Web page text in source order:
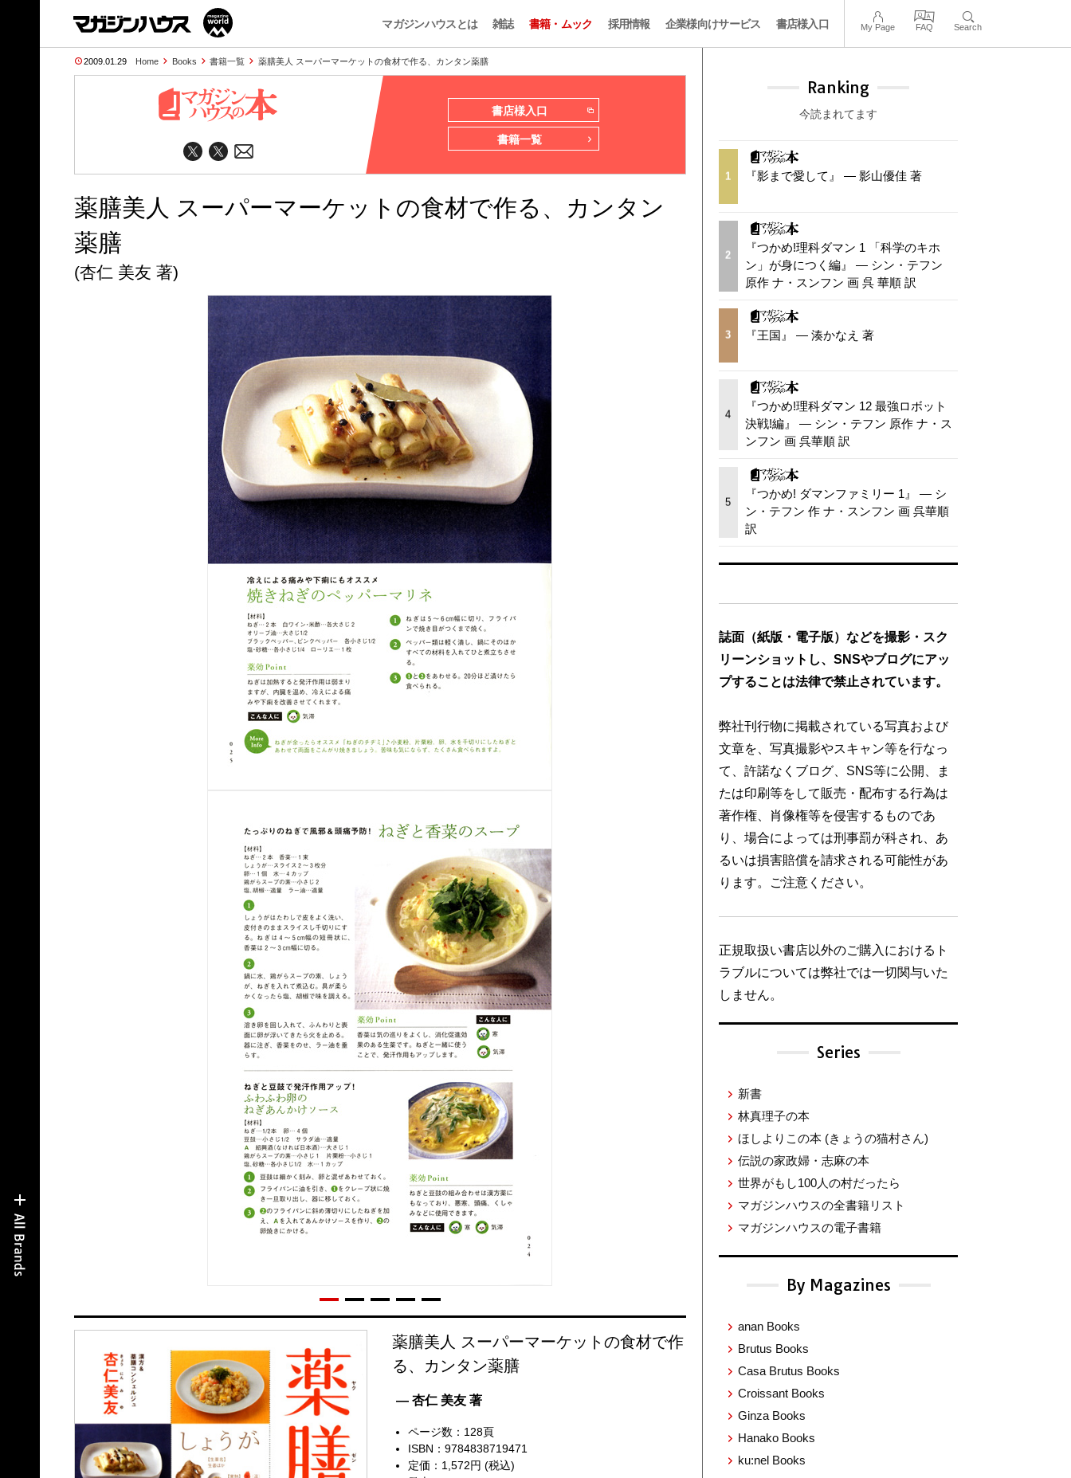
マガジンハウスとは 雑誌 書籍・ムック 採用情報 企業様向けサービス 書店様入口 My Page FAQ Search
2009.01.29 Home Books 書籍一覧 薬膳美人 スーパーマーケットの食材で作る、カンタン薬膳
書店様入口
書籍一覧
薬膳美人 スーパーマーケットの食材で作る、カンタン
薬膳
(杏仁 美友 著)
薬膳美人 スーパーマーケットの食材で作
る、カンタン薬膳
— 杏仁 美友 著
ページ数：128頁
ISBN：9784838719471
定価：1,572円 (税込)
Ranking
今読まれてます
1 『影まで愛して』 — 影山優佳 著
2
『つかめ!理科ダマン 1 「科学のキホ
ン」が身につく編』 — シン・テフン
原作 ナ・スンフン 画 呉 華順 訳
3 『王国』 — 湊かなえ 著
4
『つかめ!理科ダマン 12 最強ロボット
決戦!編』 — シン・テフン 原作 ナ・ス
ンフン 画 呉華順 訳
5
『つかめ! ダマンファミリー 1』 — シ
ン・テフン 作 ナ・スンフン 画 呉華順
訳
誌面（紙版・電子版）などを撮影・スク
リーンショットし、SNSやブログにアッ
プすることは法律で禁止されています。
弊社刊行物に掲載されている写真および
文章を、写真撮影やスキャン等を行なっ
て、許諾なくブログ、SNS等に公開、ま
たは印刷等をして販売・配布する行為は
著作権、肖像権等を侵害するものであ
り、場合によっては刑事罰が科され、あ
るいは損害賠償を請求される可能性があ
ります。ご注意ください。
正規取扱い書店以外のご購入におけるト
ラブルについては弊社では一切関与いた
しません。
Series
新書
林真理子の本
ほしよりこの本 (きょうの猫村さん)
伝説の家政婦・志麻の本
世界がもし100人の村だったら
マガジンハウスの全書籍リスト
マガジンハウスの電子書籍
By Magazines
anan Books
Brutus Books
Casa Brutus Books
Croissant Books
Ginza Books
Hanako Books
ku:nel Books